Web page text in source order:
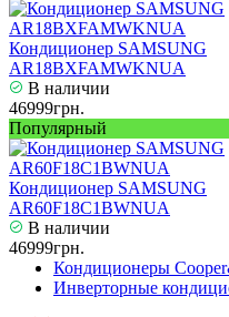
Кондиционер SAMSUNG
AR18BXFAMWKNUA
В наличии
46999грн.
Популярный
Кондиционер SAMSUNG
AR60F18C1BWNUA
В наличии
46999грн.
Кондиционеры
Инверторные